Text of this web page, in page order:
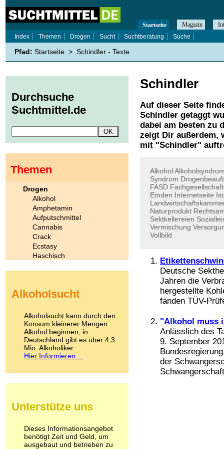
Schindler
Auf dieser Seite
Schindler getaggt
dabei am besten zu
zeigt Dir außerdem,
mit "Schindler"
Alkohol
Syndrom
FASD
Emden Internetseite
Naturprodukt
Sektkellereien
Vermischung
Vollbild
Deutsche
Jahren die
hergestellte
fanden TÜV-
"Alkohol muss
Anlässlich des
9. September
der
Startseite Magazin
Index
Themen Drogen Sucht Suchtberatung Suche
Pfad: Startseite > Schindler - Texte
Durchsuche
Suchtmittel.de
Themen
Drogen
Alkohol
Amphetamin
Aufputschmittel
Cannabis
Crack
Ecstasy
Haschisch
Kokain
LSD
Marihuana
Medikamente
Meskalin
Metamphetamin
Methadon
Pilze
Psychopharmaka
Schlafmittel
Schmerzmittel
Alkoholsucht
Alkoholsucht kann durch den
Konsum kleinerer Mengen
Alkohol beginnen, in
Deutschland gibt es über 4,3
Mio. Alkoholiker.
Hier Informieren ...
Unterstütze uns
Dieses Informationsangebot
benötigt Zeit und Geld, um
ausgebaut und betrieben zu